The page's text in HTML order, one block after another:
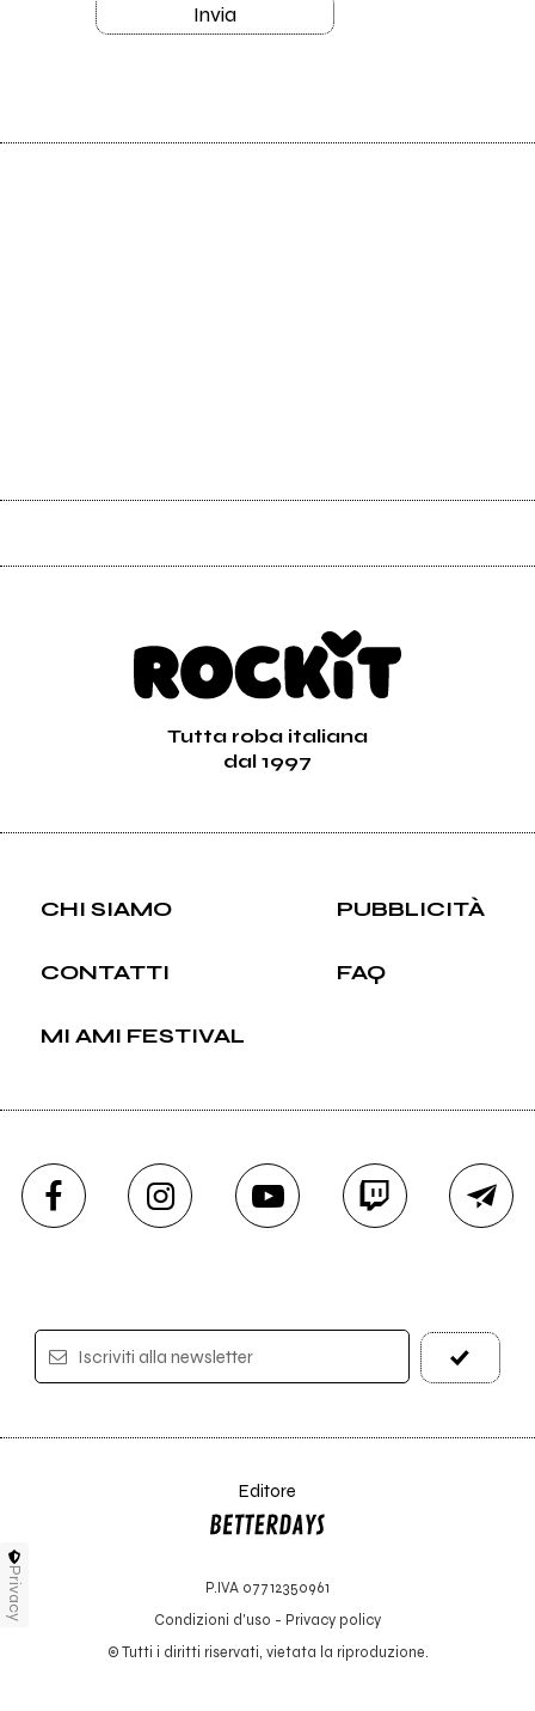
Invia
Tutta roba italiana
dal 1997
CHI SIAMO PUBBLICITÀ
CONTATTI FAQ
MI AMI FESTIVAL
Iscriviti alla newsletter
Editore
P.IVA 07712350961
Condizioni d'uso - Privacy policy
© Tutti i diritti riservati, vietata la riproduzione.
Privacy